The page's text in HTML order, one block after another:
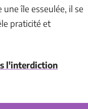
une île esseulée, il se
praticité et
l'interdiction